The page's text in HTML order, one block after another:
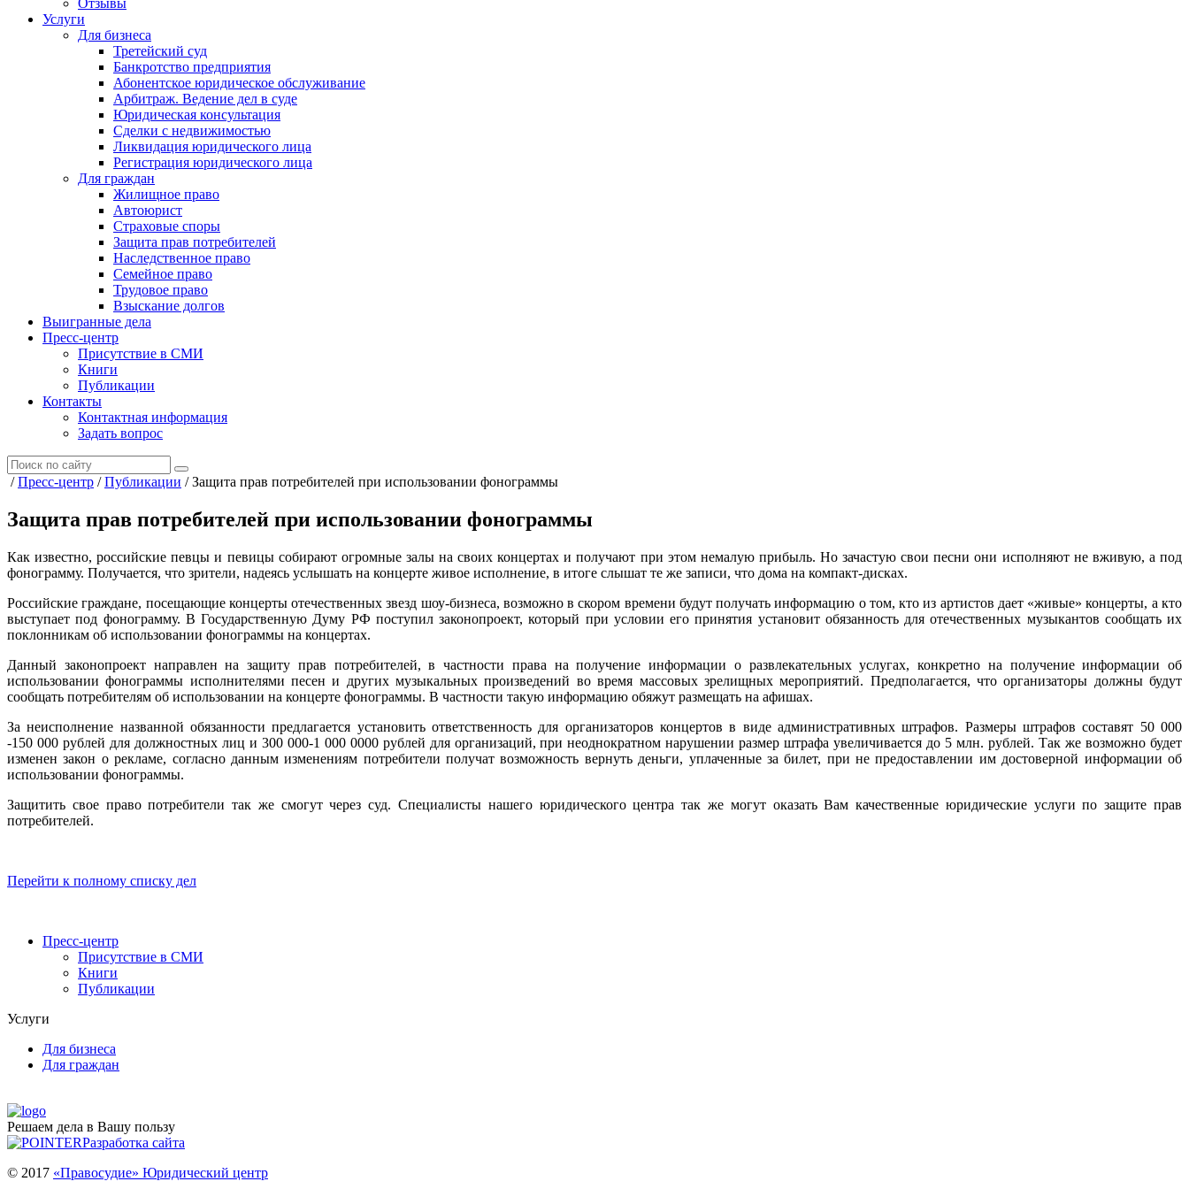
Отзывы
Услуги
Для бизнеса
Третейский суд
Банкротство предприятия
Абонентское юридическое обслуживание
Арбитраж. Ведение дел в суде
Юридическая консультация
Сделки с недвижимостью
Ликвидация юридического лица
Регистрация юридического лица
Для граждан
Жилищное право
Автоюрист
Страховые споры
Защита прав потребителей
Наследственное право
Семейное право
Трудовое право
Взыскание долгов
Выигранные дела
Пресс-центр
Присутствие в СМИ
Книги
Публикации
Контакты
Контактная информация
Задать вопрос
/Пресс-центр /Публикации /Защита прав потребителей при использовании фонограммы
Защита прав потребителей при использовании фонограммы
Как известно, российские певцы и певицы собирают огромные залы на своих концертах и получают при этом немалую прибыль. Но зачастую свои песни они исполняют не вживую, а под
фонограмму. Получается, что зрители, надеясь услышать на концерте живое исполнение, в итоге слышат те же записи, что дома на компакт-дисках.
Российские граждане, посещающие концерты отечественных звезд шоу-бизнеса, возможно в скором времени будут получать информацию о том, кто из артистов дает «живые» концерты, а кто
выступает под фонограмму. В Государственную Думу РФ поступил законопроект, который при условии его принятия установит обязанность для отечественных музыкантов сообщать их
поклонникам об использовании фонограммы на концертах.
Данный законопроект направлен на защиту прав потребителей, в частности права на получение информации о развлекательных услугах, конкретно на получение информации об
использовании фонограммы исполнителями песен и других музыкальных произведений во время массовых зрелищных мероприятий. Предполагается, что организаторы должны будут
сообщать потребителям об использовании на концерте фонограммы. В частности такую информацию обяжут размещать на афишах.
За неисполнение названной обязанности предлагается установить ответственность для организаторов концертов в виде административных штрафов. Размеры штрафов составят 50 000
-150 000 рублей для должностных лиц и 300 000-1 000 0000 рублей для организаций, при неоднократном нарушении размер штрафа увеличивается до 5 млн. рублей. Так же возможно будет
изменен закон о рекламе, согласно данным изменениям потребители получат возможность вернуть деньги, уплаченные за билет, при не предоставлении им достоверной информации об
использовании фонограммы.
Защитить свое право потребители так же смогут через суд. Специалисты нашего юридического центра так же могут оказать Вам качественные юридические услуги по защите прав
потребителей.
Перейти к полному списку дел
Пресс-центр
Присутствие в СМИ
Книги
Публикации
Услуги
Для бизнеса
Для граждан
Решаем дела в Вашу пользу
Разработка сайта
© 2017 «Правосудие» Юридический центр